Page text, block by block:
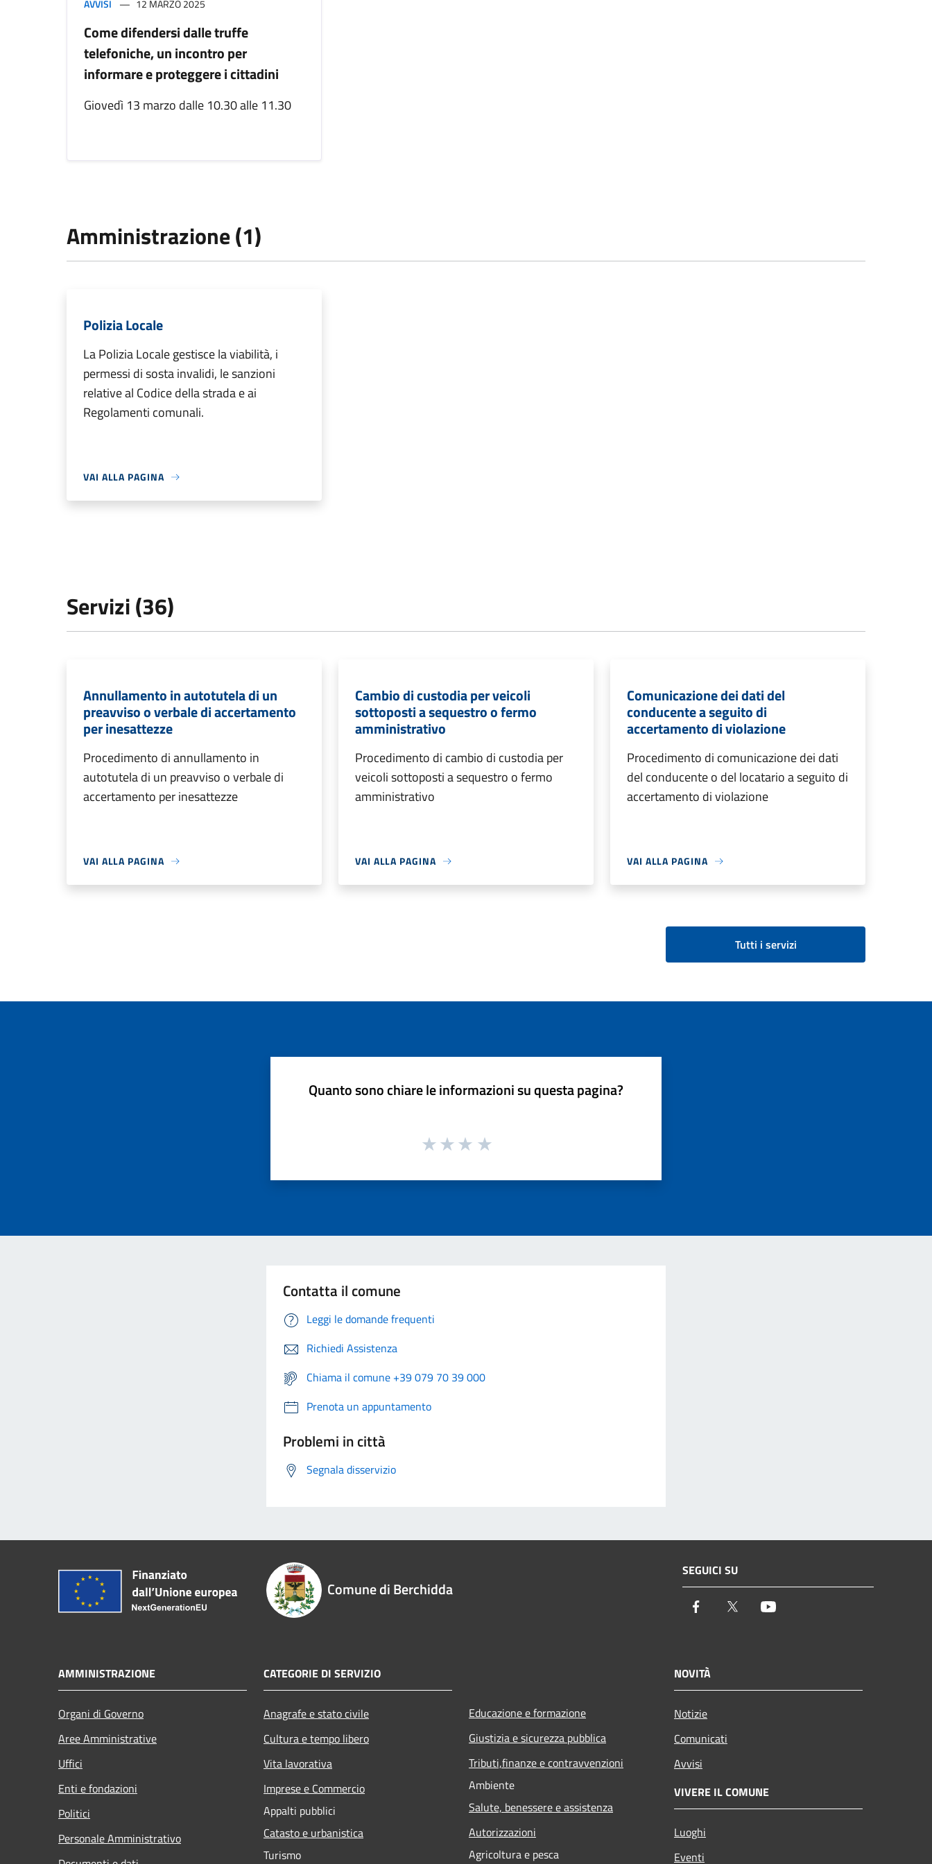
AVVISI 12 MARZO 2025
Come difendersi dalle truffe
telefoniche, un incontro per
informare e proteggere i cittadini
Giovedì 13 marzo dalle 10.30 alle 11.30
Amministrazione (1)
Polizia Locale
La Polizia Locale gestisce la viabilità, i
permessi di sosta invalidi, le sanzioni
relative al Codice della strada e ai
Regolamenti comunali.
VAI ALLA PAGINA
Servizi (36)
Annullamento in autotutela di un
preavviso o verbale di accertamento
per inesattezze
Procedimento di annullamento in
autotutela di un preavviso o verbale di
accertamento per inesattezze
VAI ALLA PAGINA
Cambio di custodia per veicoli
sottoposti a sequestro o fermo
amministrativo
Procedimento di cambio di custodia per
veicoli sottoposti a sequestro o fermo
amministrativo
VAI ALLA PAGINA
Comunicazione dei dati del
conducente a seguito di
accertamento di violazione
Procedimento di comunicazione dei dati
del conducente o del locatario a seguito di
accertamento di violazione
VAI ALLA PAGINA
Tutti i servizi
Quanto sono chiare le informazioni su questa pagina?
Contatta il comune
Leggi le domande frequenti
Richiedi Assistenza
Chiama il comune +39 079 70 39 000
Prenota un appuntamento
Problemi in città
Segnala disservizio
Comune di Berchidda
SEGUICI SU
Facebook Twitter
AMMINISTRAZIONE
Organi di Governo
Aree Amministrative
Uffici
Enti e fondazioni
Politici
Personale Amministrativo
CATEGORIE DI SERVIZIO
Anagrafe e stato civile
Cultura e tempo libero
Vita lavorativa
Imprese e Commercio
Appalti pubblici
Catasto e urbanistica
Turismo
Educazione e formazione
Giustizia e sicurezza pubblica
Tributi,finanze e contravvenzioni
Ambiente
Salute, benessere e assistenza
Autorizzazioni
Agricoltura e pesca
NOVITÀ
Notizie
Comunicati
Avvisi
VIVERE IL COMUNE
Luoghi
Eventi